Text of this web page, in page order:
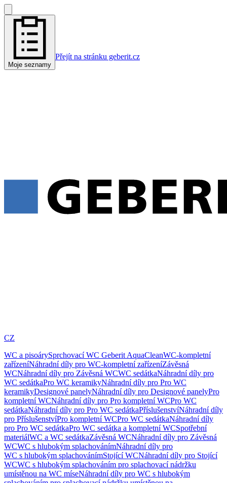
Moje seznamy
Přejít na stránku geberit.cz
CZ
WC a pisoárySprchovací WC Geberit AquaCleanWC-kompletní
zařízeníNáhradní díly pro WC-kompletní zařízeníZávěsná
WCNáhradní díly pro Závěsná WCWC sedátkaNáhradní díly pro
WC sedátkaPro WC keramikyNáhradní díly pro Pro WC
keramikyDesignové panelyNáhradní díly pro Designové panelyPro
kompletní WCNáhradní díly pro Pro kompletní WCPro WC
sedátkaNáhradní díly pro Pro WC sedátkaPříslušenstvíNáhradní díly
pro PříslušenstvíPro kompletní WCPro WC sedátkaNáhradní díly
pro Pro WC sedátkaPro WC sedátka a kompletní WCSpotřební
materiálWC a WC sedátkaZávěsná WCNáhradní díly pro Závěsná
WCWC s hlubokým splachovánímNáhradní díly pro
WC s hlubokým splachovánímStojící WCNáhradní díly pro Stojící
WCWC s hlubokým splachováním pro splachovací nádržku
umístěnou na WC míseNáhradní díly pro WC s hlubokým